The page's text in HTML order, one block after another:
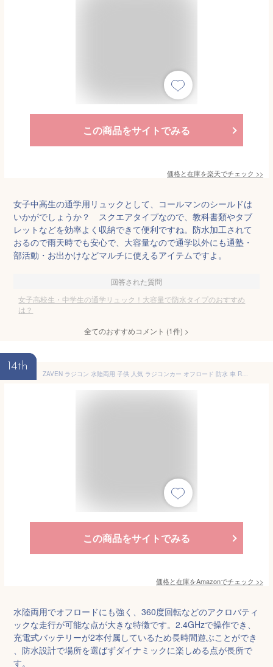
この商品をサイトでみる
価格と在庫を楽天でチェック >>
女子中高生の通学用リュックとして、コールマンのシールドは
いかがでしょうか？ スクエアタイプなので、教科書類やタブ
レットなどを効率よく収納できて便利ですね。防水加工されて
おるので雨天時でも安心で、大容量なので通学以外にも通塾・
部活動・お出かけなどマルチに使えるアイテムですよ。
回答された質問
女子高校生・中学生の通学リュック！大容量で防水タイプのおすすめ
は？
全てのおすすめコメント (1件) >
14th
ZAVEN ラジコン 水陸両用 子供 人気 ラジコンカー オフロード 防水 車 RCカー 2.4Ghz 4wd 360度回転 リモコンカー 充電式 2本付き 子供向け おもちゃ 男の子 6-12歳 誕生日 お祝い プレゼント クリスマス ギフト用 技適認証済み E215 (黄色)
この商品をサイトでみる
価格と在庫をAmazonでチェック >>
水陸両用でオフロードにも強く、360度回転などのアクロバティ
ックな走行が可能な点が大きな特徴です。2.4GHzで操作でき、
充電式バッテリーが2本付属しているため長時間遊ぶことができ
、防水設計で場所を選ばずダイナミックに楽しめる点が長所で
す。